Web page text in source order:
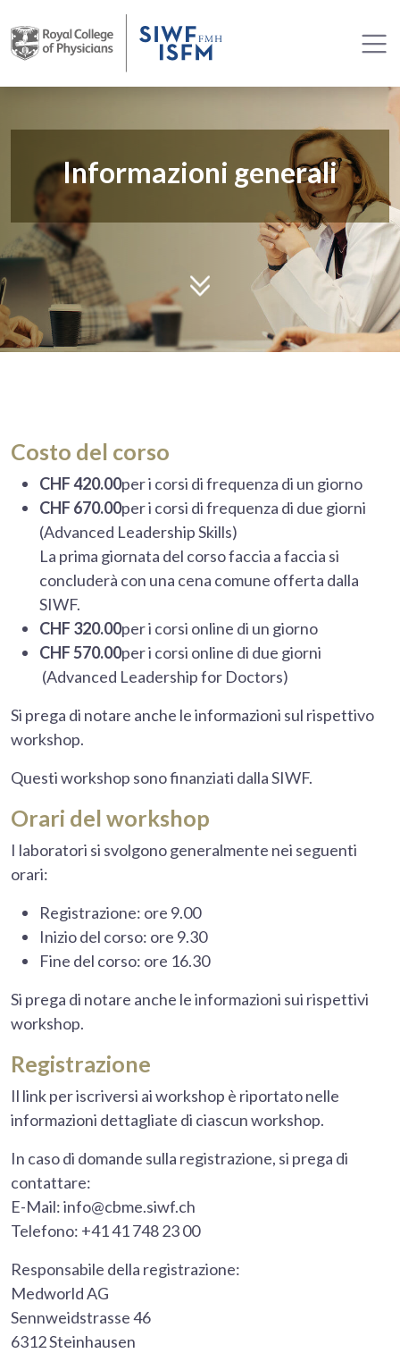
Informazioni generali
Costo del corso
CHF 420.00per i corsi di frequenza di un giorno
CHF 670.00per i corsi di frequenza di due giorni
(Advanced Leadership Skills)
La prima giornata del corso faccia a faccia si
concluderà con una cena comune offerta dalla
SIWF.
CHF 320.00per i corsi online di un giorno
CHF 570.00per i corsi online di due giorni
(Advanced Leadership for Doctors)
Si prega di notare anche le informazioni sul rispettivo
workshop.
Questi workshop sono finanziati dalla SIWF.
Orari del workshop
I laboratori si svolgono generalmente nei seguenti
orari:
Registrazione: ore 9.00
Inizio del corso: ore 9.30
Fine del corso: ore 16.30
Si prega di notare anche le informazioni sui rispettivi
workshop.
Registrazione
Il link per iscriversi ai workshop è riportato nelle
informazioni dettagliate di ciascun workshop.
In caso di domande sulla registrazione, si prega di
contattare:
E-Mail: info@cbme.siwf.ch
Telefono: +41 41 748 23 00
Responsabile della registrazione:
Medworld AG
Sennweidstrasse 46
6312 Steinhausen